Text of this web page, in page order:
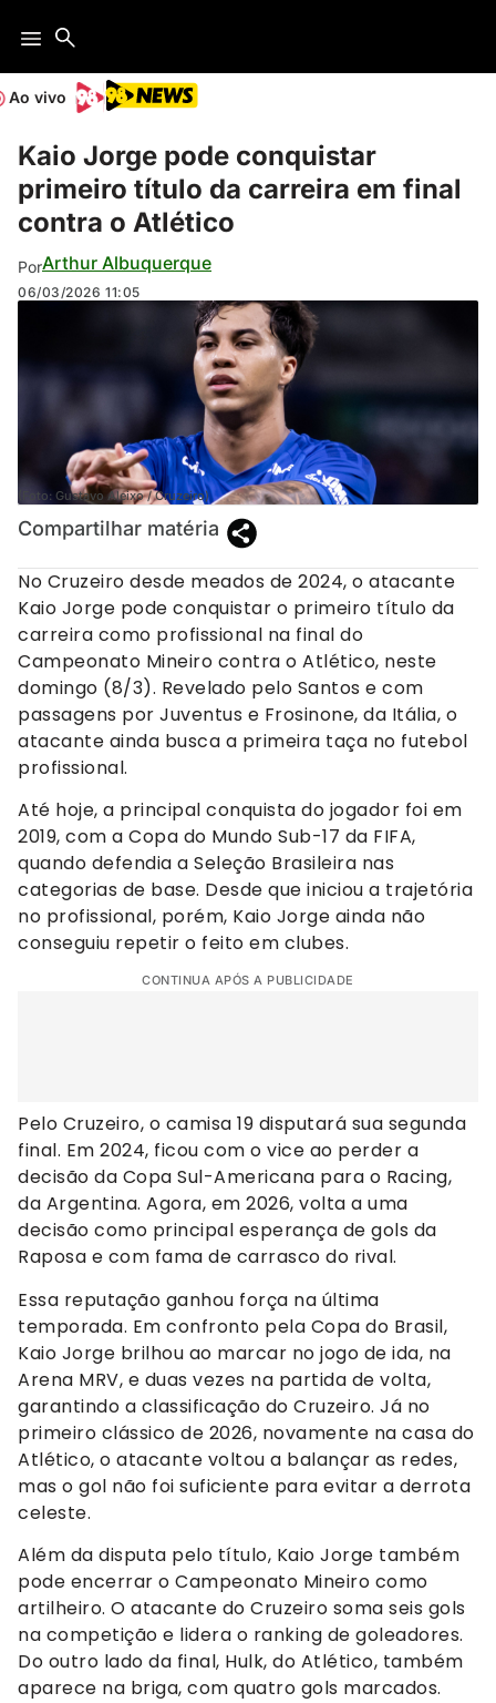
Ao vivo
Kaio Jorge pode conquistar
primeiro título da carreira em final
contra o Atlético
PorArthur Albuquerque
06/03/2026 11:05
(Foto: Gustavo Aleixo / Cruzeiro)
Compartilhar matéria
No Cruzeiro desde meados de 2024, o atacante
Kaio Jorge pode conquistar o primeiro título da
carreira como profissional na final do
Campeonato Mineiro contra o Atlético, neste
domingo (8/3). Revelado pelo Santos e com
passagens por Juventus e Frosinone, da Itália, o
atacante ainda busca a primeira taça no futebol
profissional.
Até hoje, a principal conquista do jogador foi em
2019, com a Copa do Mundo Sub-17 da FIFA,
quando defendia a Seleção Brasileira nas
categorias de base. Desde que iniciou a trajetória
no profissional, porém, Kaio Jorge ainda não
conseguiu repetir o feito em clubes.
CONTINUA APÓS A PUBLICIDADE
Pelo Cruzeiro, o camisa 19 disputará sua segunda
final. Em 2024, ficou com o vice ao perder a
decisão da Copa Sul-Americana para o Racing,
da Argentina. Agora, em 2026, volta a uma
decisão como principal esperança de gols da
Raposa e com fama de carrasco do rival.
Essa reputação ganhou força na última
temporada. Em confronto pela Copa do Brasil,
Kaio Jorge brilhou ao marcar no jogo de ida, na
Arena MRV, e duas vezes na partida de volta,
garantindo a classificação do Cruzeiro. Já no
primeiro clássico de 2026, novamente na casa do
Atlético, o atacante voltou a balançar as redes,
mas o gol não foi suficiente para evitar a derrota
celeste.
Além da disputa pelo título, Kaio Jorge também
pode encerrar o Campeonato Mineiro como
artilheiro. O atacante do Cruzeiro soma seis gols
na competição e lidera o ranking de goleadores.
Do outro lado da final, Hulk, do Atlético, também
aparece na briga, com quatro gols marcados.